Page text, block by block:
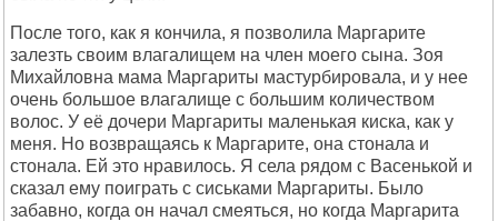
После того, как я кончила, я позволила Маргарите
залезть своим влагалищем на член моего сына. Зоя
Михайловна мама Маргариты мастурбировала, и у нее
очень большое влагалище с большим количеством
волос. У её дочери Маргариты маленькая киска, как у
меня. Но возвращаясь к Маргарите, она стонала и
стонала. Ей это нравилось. Я села рядом с Васенькой и
сказал ему поиграть с сиськами Маргариты. Было
забавно, когда он начал смеяться, но когда Маргарита